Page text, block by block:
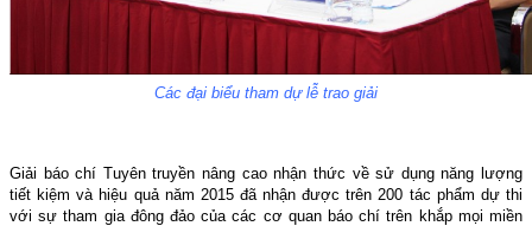
Các đại biểu tham dự lễ trao giải
Giải báo chí Tuyên truyền nâng cao nhận thức về sử dụng năng lượng
tiết kiệm và hiệu quả năm 2015 đã nhận được trên 200 tác phẩm dự thi
với sự tham gia đông đảo của các cơ quan báo chí trên khắp mọi miền